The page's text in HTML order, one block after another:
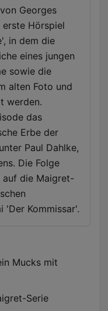
Georges
erste Hörspiel
in dem die
eines jungen
sowie die
alten Foto und
werden.
das
Erbe der
Paul Dahlke,
Die Folge
auf die Maigret-
'Der Kommissar'.
Mucks mit
Serie